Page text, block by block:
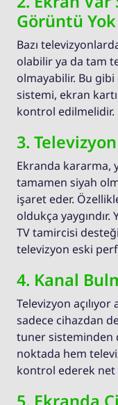
Görüntü Yok
Bazı
olabilir ya da tam
olmayabilir. Bu
sistemi, ekran
kontrol edilmelidir.
3.
Ekranda kararma,
tamamen siyah
işaret eder.
oldukça
TV tamircisi
televizyon eski
4. Kanal
Televizyon
sadece cihazdan
tuner sisteminden
noktada hem
kontrol ederek net